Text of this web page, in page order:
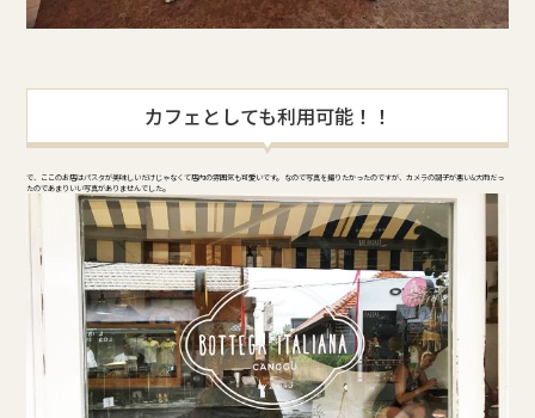
カフェとしても利用可能！！
で、ここのお店はパスタが美味しいだけじゃなくて店内の雰囲気も可愛いです。 なので写真を撮りたかったのですが、カメラの調子が悪い&大雨だっ
たのであまりいい写真がありませんでした。